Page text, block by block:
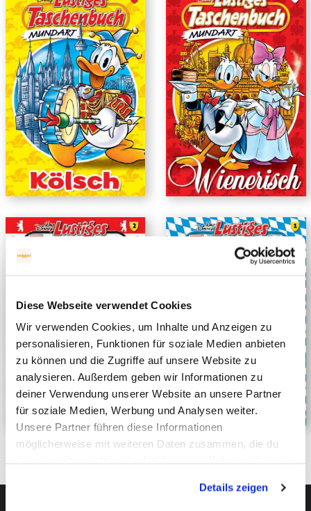
Diese Webseite verwendet Cookies
Wir verwenden Cookies, um Inhalte und Anzeigen zu
personalisieren, Funktionen für soziale Medien anbieten
zu können und die Zugriffe auf unsere Website zu
analysieren. Außerdem geben wir Informationen zu
deiner Verwendung unserer Website an unsere Partner
für soziale Medien, Werbung und Analysen weiter.
Unsere Partner führen diese Informationen
möglicherweise mit weiteren Daten zusammen, die du
Datenschutzerklärung.
Details zeigen